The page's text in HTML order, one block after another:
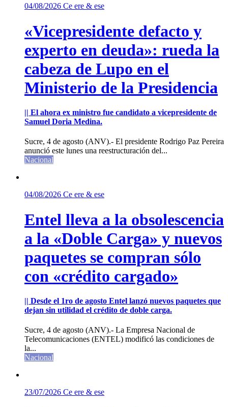
04/08/2026 Ce ere & ese
«Vicepresidente defacto y
experto en deuda»: rueda la
cabeza de Lupo en el
Ministerio de la Presidencia
|| El ahora ex ministro fue candidato a vicepresidente de
Samuel Doria Medina.
Sucre, 4 de agosto (ANV).- El presidente Rodrigo Paz Pereira
anunció este lunes una reestructuración del...
Nacional
04/08/2026 Ce ere & ese
Entel lleva a la obsolescencia
a la «Doble Carga» y nuevos
paquetes se compran sólo
con «crédito cargado»
|| Desde el 1ro de agosto Entel lanzó nuevos paquetes que
dejan sin utilidad el crédito de doble carga.
Sucre, 4 de agosto (ANV).- La Empresa Nacional de
Telecomunicaciones (ENTEL) modificó las condiciones de
la...
Nacional
23/07/2026 Ce ere & ese